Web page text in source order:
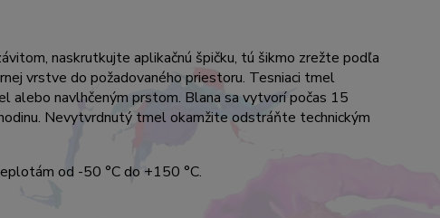
naskrutkujte aplikačnú špičku, tú šikmo zrežte podľa
vrstve do požadovaného priestoru. Tesniaci tmel
alebo navlhčeným prstom. Blana sa vytvorí počas 15
Nevytvrdnutý tmel okamžite odstráňte technickým
od -50 °C do +150 °C.